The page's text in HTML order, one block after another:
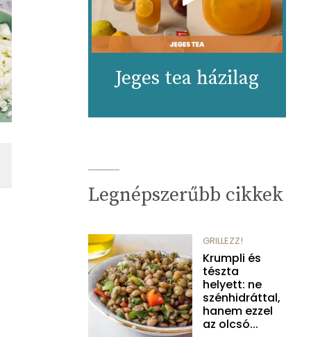
Jeges tea házilag
Legnépszerűbb cikkek
GRILLEZZ!
Krumpli és
tészta
helyett: ne
szénhidráttal,
hanem ezzel
az olcsó...